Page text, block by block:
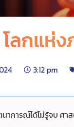
กแห่ง
3:12 pm
าการณ์ได้ไม่รู้จบ ศา